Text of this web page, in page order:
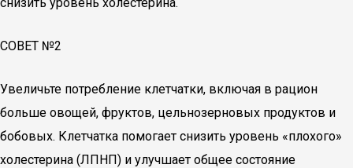
СОВЕТ №2
Увеличьте потребление клетчатки, включая в рацион
больше овощей, фруктов, цельнозерновых продуктов и
бобовых. Клетчатка помогает снизить уровень «плохого»
холестерина (ЛПНП) и улучшает общее состояние